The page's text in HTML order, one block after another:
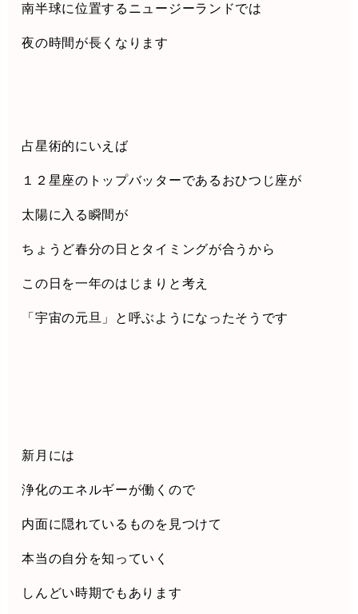
南半球に位置するニュージーランドでは
夜の時間が長くなります
占星術的にいえば
１２星座のトップバッターであるおひつじ座が
太陽に入る瞬間が
ちょうど春分の日とタイミングが合うから
この日を一年のはじまりと考え
「宇宙の元旦」と呼ぶようになったそうです
新月には
浄化のエネルギーが働くので
内面に隠れているものを見つけて
本当の自分を知っていく
しんどい時期でもあります